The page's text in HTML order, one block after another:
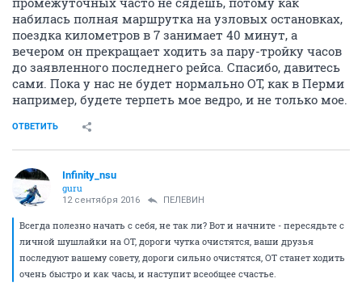
набилась полная маршрутка на узловых остановках,
поездка километров в 7 занимает 40 минут, а
вечером он прекращает ходить за пару-тройку часов
до заявленного последнего рейса. Спасибо, давитесь
сами. Пока у нас не будет нормально ОТ, как в Перми
например, будете терпеть мое ведро, и не только мое.
ОТВЕТИТЬ
Infinity_nsu
guru
12 сентября 2016 ПЕЛЕВИН
Всегда полезно начать с себя, не так ли? Вот и начните - пересядьте с
личной шушлайки на ОТ, дороги чутка очистятся, ваши друзья
последуют вашему совету, дороги сильно очистятся, ОТ станет ходить
очень быстро и как часы, и наступит всеобщее счастье.